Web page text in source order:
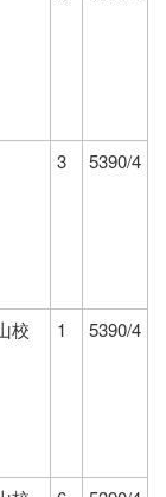
3 5390/4
校
1 5390/4